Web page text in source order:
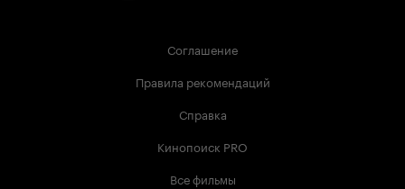
Соглашение
Правила рекомендаций
Справка
Кинопоиск PRO
Все фильмы